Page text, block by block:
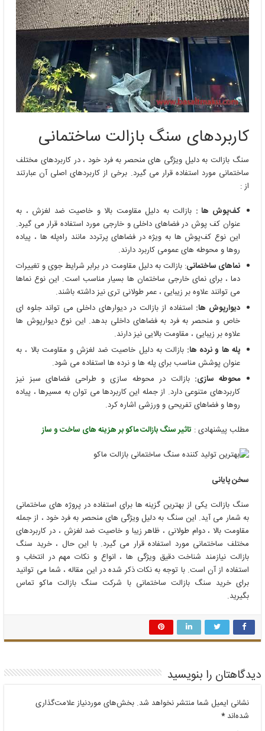
کاربردهای سنگ بازالت ساختمانی
سنگ بازالت به دلیل ویژگی ‌های منحصر به فرد خود ، در کاربردهای مختلف
ساختمانی مورد استفاده قرار می‌ گیرد. برخی از کاربردهای اصلی آن عبارتند
از :
کف‌پوش ‌ها : بازالت به دلیل مقاومت بالا و خاصیت ضد لغزش ، به
عنوان کف‌ پوش در فضاهای داخلی و خارجی مورد استفاده قرار می ‌گیرد.
این نوع کف‌پوش ‌ها به ویژه در فضاهای پرتردد مانند راه‌پله ‌ها ، پیاده
‌روها و محوطه ‌های عمومی کاربرد دارند.
نماهای ساختمانی: بازالت به دلیل مقاومت در برابر شرایط جوی و تغییرات
دما ، برای نمای خارجی ساختمان‌ ها بسیار مناسب است. این نوع نماها
می ‌توانند علاوه بر زیبایی ، عمر طولانی ‌تری نیز داشته باشند.
دیوارپوش‌ ها: استفاده از بازالت در دیوارهای داخلی می ‌تواند جلوه ‌ای
خاص و منحصر به فرد به فضاهای داخلی بدهد. این نوع دیوارپوش‌ ها
علاوه بر زیبایی ، مقاومت بالایی نیز دارند.
پله ‌ها و نرده ‌ها: بازالت به دلیل خاصیت ضد لغزش و مقاومت بالا ، به
عنوان پوشش مناسب برای پله ‌ها و نرده ‌ها استفاده می ‌شود.
محوطه ‌سازی: بازالت در محوطه ‌سازی و طراحی فضاهای سبز نیز
کاربردهای متنوعی دارد. از جمله این کاربردها می ‌توان به مسیرها ، پیاده
‌روها و فضاهای تفریحی و ورزشی اشاره کرد.
مطلب پیشنهادی : تاثیر سنگ بازالت ماکو بر هزینه های ساخت و ساز
سخن پایانی
سنگ بازالت یکی از بهترین گزینه‌ ها برای استفاده در پروژه ‌های ساختمانی
به شمار می ‌آید. این سنگ به دلیل ویژگی ‌های منحصر به فرد خود ، از جمله
مقاومت بالا ، دوام طولانی ، ظاهر زیبا و خاصیت ضد لغزش ، در کاربردهای
مختلف ساختمانی مورد استفاده قرار می‌ گیرد. با این حال ، خرید سنگ
بازالت نیازمند شناخت دقیق ویژگی ‌ها ، انواع و نکات مهم در انتخاب و
استفاده از آن است. با توجه به نکات ذکر شده در این مقاله ، شما می توانید
برای خرید سنگ بازالت ساختمانی با شرکت سنگ بازالت ماکو تماس
بگیرید.
دیدگاهتان را بنویسید
نشانی ایمیل شما منتشر نخواهد شد. بخش‌های موردنیاز علامت‌گذاری
شده‌اند*